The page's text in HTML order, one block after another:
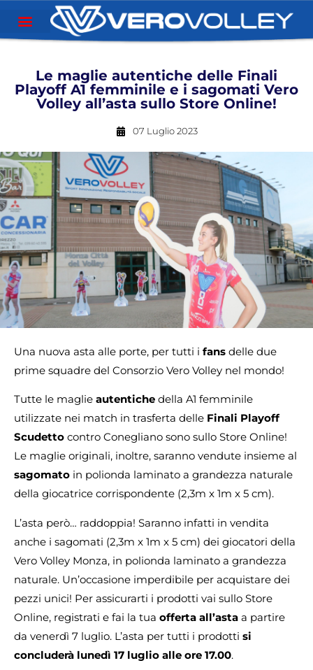
Le maglie autentiche delle Finali
Playoff A1 femminile e i sagomati Vero
Volley all’asta sullo Store Online!
07 Luglio 2023
Una nuova asta alle porte, per tutti i fans delle due
prime squadre del Consorzio Vero Volley nel mondo!
Tutte le maglie autentiche della A1 femminile
utilizzate nei match in trasferta delle Finali Playoff
Scudetto contro Conegliano sono sullo Store Online!
Le maglie originali, inoltre, saranno vendute insieme al
sagomato in polionda laminato a grandezza naturale
della giocatrice corrispondente (2,3m x 1m x 5 cm).
L’asta però… raddoppia! Saranno infatti in vendita
anche i sagomati (2,3m x 1m x 5 cm) dei giocatori della
Vero Volley Monza, in polionda laminato a grandezza
naturale. Un’occasione imperdibile per acquistare dei
pezzi unici! Per assicurarti i prodotti vai sullo Store
Online, registrati e fai la tua offerta all’asta a partire
da venerdì 7 luglio. L’asta per tutti i prodotti si
concluderà lunedì 17 luglio alle ore 17.00.